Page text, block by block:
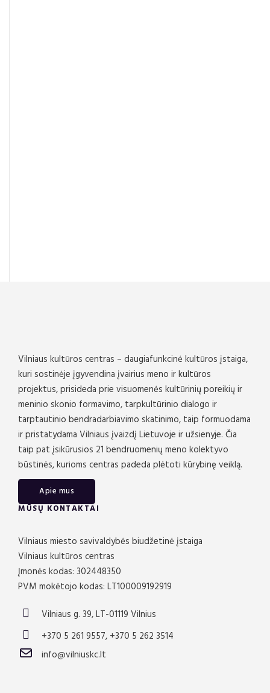
Vilniaus kultūros centras – daugiafunkcinė kultūros įstaiga,
kuri sostinėje įgyvendina įvairius meno ir kultūros
projektus, prisideda prie visuomenės kultūrinių poreikių ir
meninio skonio formavimo, tarpkultūrinio dialogo ir
tarptautinio bendradarbiavimo skatinimo, taip formuodama
ir pristatydama Vilniaus įvaizdį Lietuvoje ir užsienyje. Čia
taip pat įsikūrusios 21 bendruomenių meno kolektyvo
būstinės, kurioms centras padeda plėtoti kūrybinę veiklą.
Apie mus
MŪSŲ KONTAKTAI
Vilniaus miesto savivaldybės biudžetinė įstaiga
Vilniaus kultūros centras
Įmonės kodas: 302448350
PVM mokėtojo kodas: LT100009192919
Vilniaus g. 39, LT-01119 Vilnius
+370 5 261 9557, +370 5 262 3514
info@vilniuskc.lt